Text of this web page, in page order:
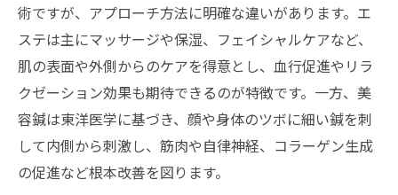
術ですが、アプローチ方法に明確な違いがあります。エ
ステは主にマッサージや保湿、フェイシャルケアなど、
肌の表面や外側からのケアを得意とし、血行促進やリラ
クゼーション効果も期待できるのが特徴です。一方、美
容鍼は東洋医学に基づき、顔や身体のツボに細い鍼を刺
して内側から刺激し、筋肉や自律神経、コラーゲン生成
の促進など根本改善を図ります。